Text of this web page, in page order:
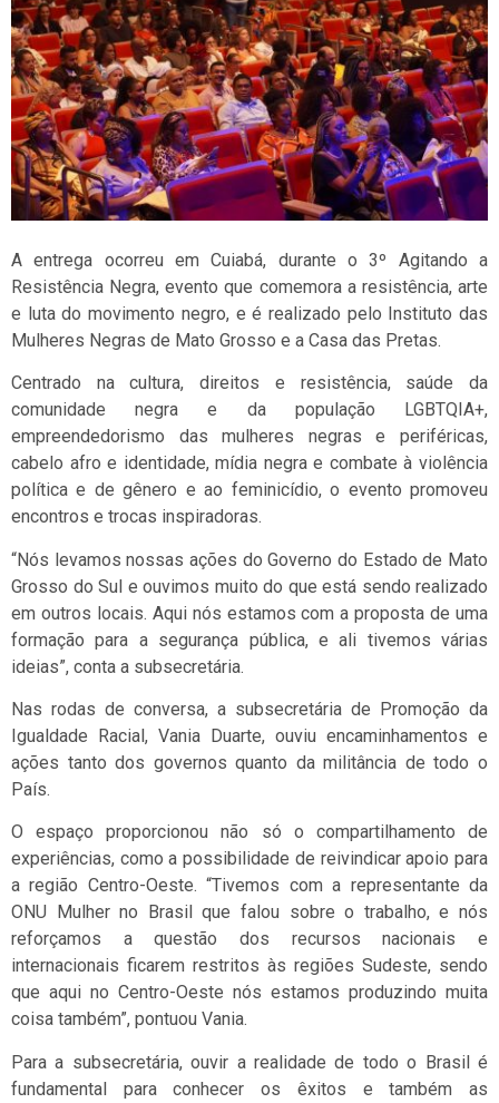
A entrega ocorreu em Cuiabá, durante o 3º Agitando a
Resistência Negra, evento que comemora a resistência, arte
e luta do movimento negro, e é realizado pelo Instituto das
Mulheres Negras de Mato Grosso e a Casa das Pretas.
Centrado na cultura, direitos e resistência, saúde da
comunidade negra e da população LGBTQIA+,
empreendedorismo das mulheres negras e periféricas,
cabelo afro e identidade, mídia negra e combate à violência
política e de gênero e ao feminicídio, o evento promoveu
encontros e trocas inspiradoras.
“Nós levamos nossas ações do Governo do Estado de Mato
Grosso do Sul e ouvimos muito do que está sendo realizado
em outros locais. Aqui nós estamos com a proposta de uma
formação para a segurança pública, e ali tivemos várias
ideias”, conta a subsecretária.
Nas rodas de conversa, a subsecretária de Promoção da
Igualdade Racial, Vania Duarte, ouviu encaminhamentos e
ações tanto dos governos quanto da militância de todo o
País.
O espaço proporcionou não só o compartilhamento de
experiências, como a possibilidade de reivindicar apoio para
a região Centro-Oeste. “Tivemos com a representante da
ONU Mulher no Brasil que falou sobre o trabalho, e nós
reforçamos a questão dos recursos nacionais e
internacionais ficarem restritos às regiões Sudeste, sendo
que aqui no Centro-Oeste nós estamos produzindo muita
coisa também”, pontuou Vania.
Para a subsecretária, ouvir a realidade de todo o Brasil é
fundamental para conhecer os êxitos e também as